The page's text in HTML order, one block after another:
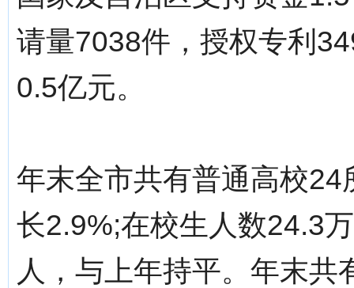
请量7038件，授权专利
0.5亿元。
年末全市共有普通高校
长2.9%;在校生人数24.3
人，与上年持平。年末